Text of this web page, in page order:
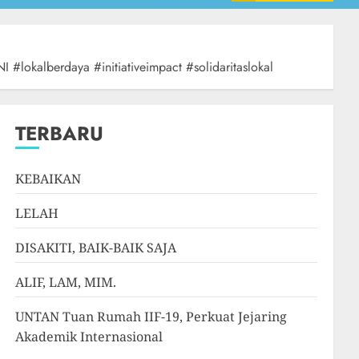
#lokalberdaya #initiativeimpact #solidaritaslokal
TERBARU
KEBAIKAN
LELAH
DISAKITI, BAIK-BAIK SAJA
ALIF, LAM, MIM.
UNTAN Tuan Rumah IIF-19, Perkuat Jejaring
Akademik Internasional